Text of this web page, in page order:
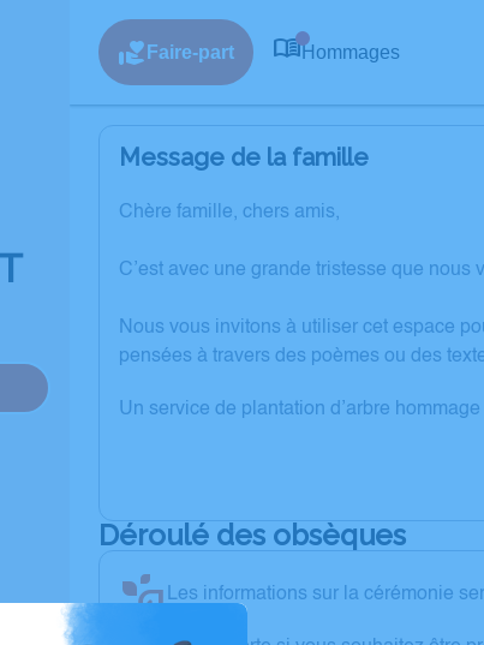
Faire-part Hommages
Message de la famille
Chère famille, chers amis,
C’est avec une grande tristesse que
Nous vous invitons à utiliser cet espace
pensées à travers des poèmes ou des
Un service de plantation d’arbre hommage
Déroulé des obsèques
Les informations sur la cérémonie